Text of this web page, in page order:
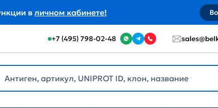
в личном кабинете!
+7 (495) 798-02-48